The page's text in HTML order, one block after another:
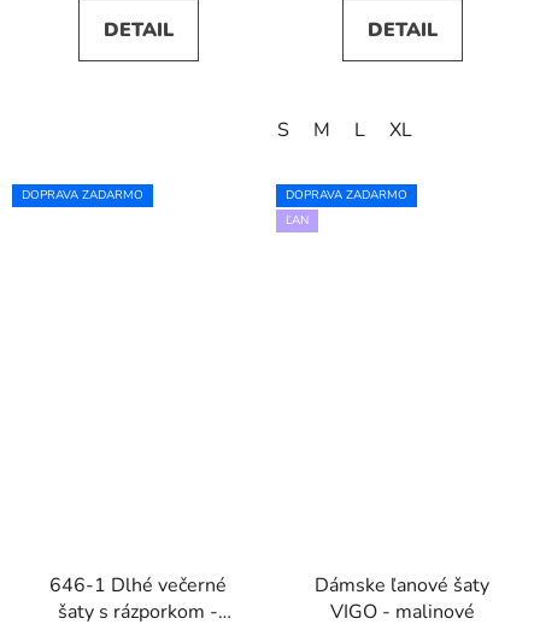
DETAIL DETAIL
S M L XL
DOPRAVA ZADARMO
646-1 Dlhé večerné
šaty s rázporkom -
DOPRAVA ZADARMO
ĽAN
Dámske ľanové šaty
VIGO - malinové